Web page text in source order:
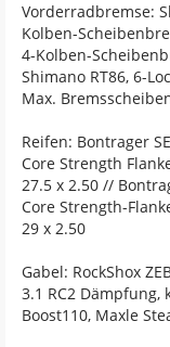
Vorderradbremse:
Kolben-
4-Kolben-
Shimano RT86, 6-
Max.
Reifen: Bontrager
Core Strength
27.5 x 2.50 //
Core Strength-
29 x 2.50
Gabel: RockShox
3.1 RC2 Dämpfung,
Boost110, Maxle